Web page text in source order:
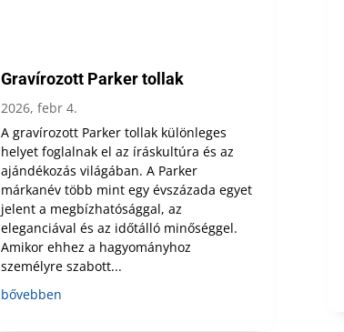
Gravírozott Parker tollak
2026, febr 4.
A gravírozott Parker tollak különleges
helyet foglalnak el az íráskultúra és az
ajándékozás világában. A Parker
márkanév több mint egy évszázada egyet
jelent a megbízhatósággal, az
eleganciával és az időtálló minőséggel.
Amikor ehhez a hagyományhoz
személyre szabott...
bővebben